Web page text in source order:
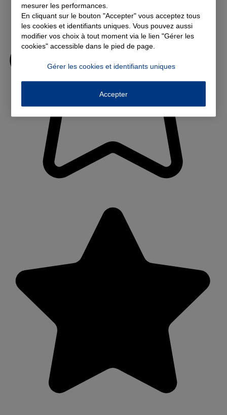
mesurer les performances.
En cliquant sur le bouton "Accepter" vous acceptez tous
les cookies et identifiants uniques. Vous pouvez aussi
modifier vos choix à tout moment via le lien "Gérer les
cookies" accessible dans le pied de page.
Gérer les cookies et identifiants uniques
Accepter